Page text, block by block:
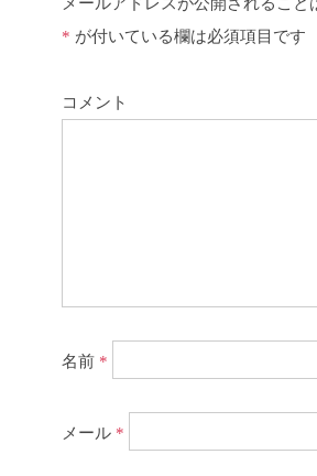
* が付いている欄は必須項目です
コメント
名前 *
メール *